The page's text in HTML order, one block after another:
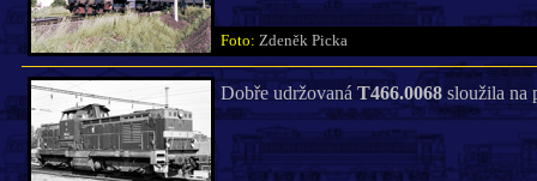
Foto: Zdeněk Picka
Dobře udržovaná T466.0068sloužila na